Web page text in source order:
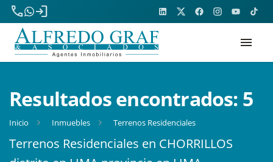
phone
login
menu
Resultados encontrados: 5
Inicio Inmuebles Terrenos Residenciales
Terrenos Residenciales en CHORRILLOS